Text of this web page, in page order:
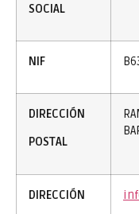
SOCIAL
NIF
DIRECCIÓN
POSTAL
DIRECCIÓN